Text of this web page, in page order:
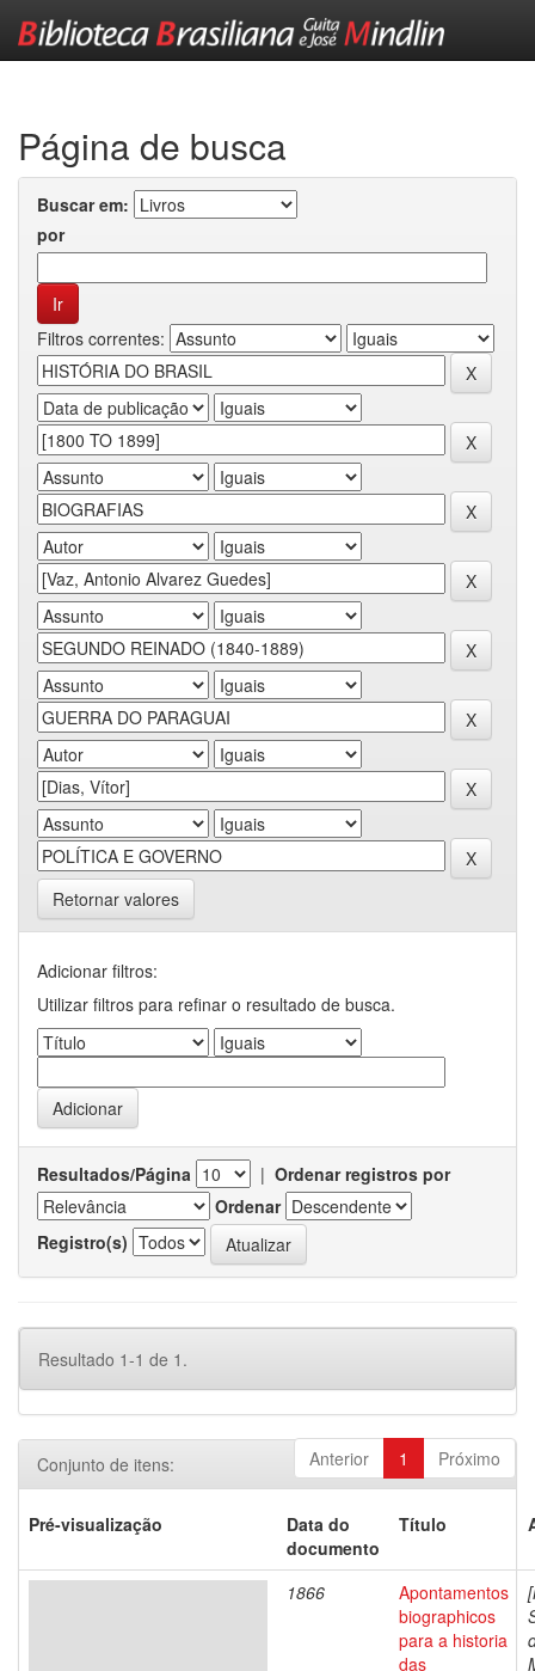
Página de busca
Buscar em:
por
Filtros correntes:
Retornar valores
Adicionar filtros:
Utilizar filtros para refinar o resultado de busca.
Resultados/Página | Ordenar registros por
Ordenar
Registro(s)
Resultado 1-1 de 1.
Anterior 1 Próximo
Conjunto de itens:
Pré-visualização
Data do
documento
Título
1866
Apontamentos
biographicos
para a historia
das